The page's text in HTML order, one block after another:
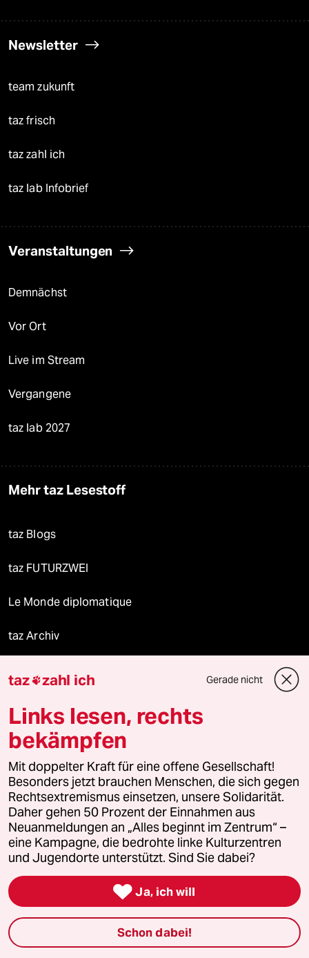
Newsletter
team zukunft
taz frisch
taz zahl ich
taz lab Infobrief
Veranstaltungen
Demnächst
Vor Ort
Live im Stream
Vergangene
taz lab 2027
Mehr taz Lesestoff
taz Blogs
taz FUTURZWEI
Le Monde diplomatique
taz Archiv
Reisen
Kantine
Shop
Anzeigen
Fragen & Hilfe
Feedback
taz zahl ich Gerade nicht
Links lesen, rechts
bekämpfen
Mit doppelter Kraft für eine offene Gesellschaft!
Besonders jetzt brauchen Menschen, die sich gegen
Rechtsextremismus einsetzen, unsere Solidarität.
Daher gehen 50 Prozent der Einnahmen aus
Neuanmeldungen an „Alles beginnt im Zentrum“ –
eine Kampagne, die bedrohte linke Kulturzentren
und Jugendorte unterstützt. Sind Sie dabei?
 Ja, ich will
Schon dabei!